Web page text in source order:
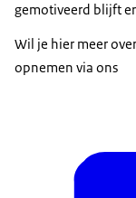
gemotiveerd blijft
Wil je hier meer
opnemen via ons